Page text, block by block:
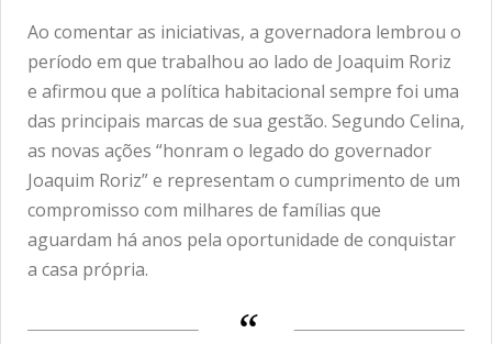
Ao comentar as iniciativas, a governadora lembrou o
período em que trabalhou ao lado de Joaquim Roriz
e afirmou que a política habitacional sempre foi uma
das principais marcas de sua gestão. Segundo Celina,
as novas ações “honram o legado do governador
Joaquim Roriz” e representam o cumprimento de um
compromisso com milhares de famílias que
aguardam há anos pela oportunidade de conquistar
a casa própria.